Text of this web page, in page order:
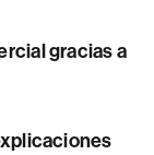
gracias a